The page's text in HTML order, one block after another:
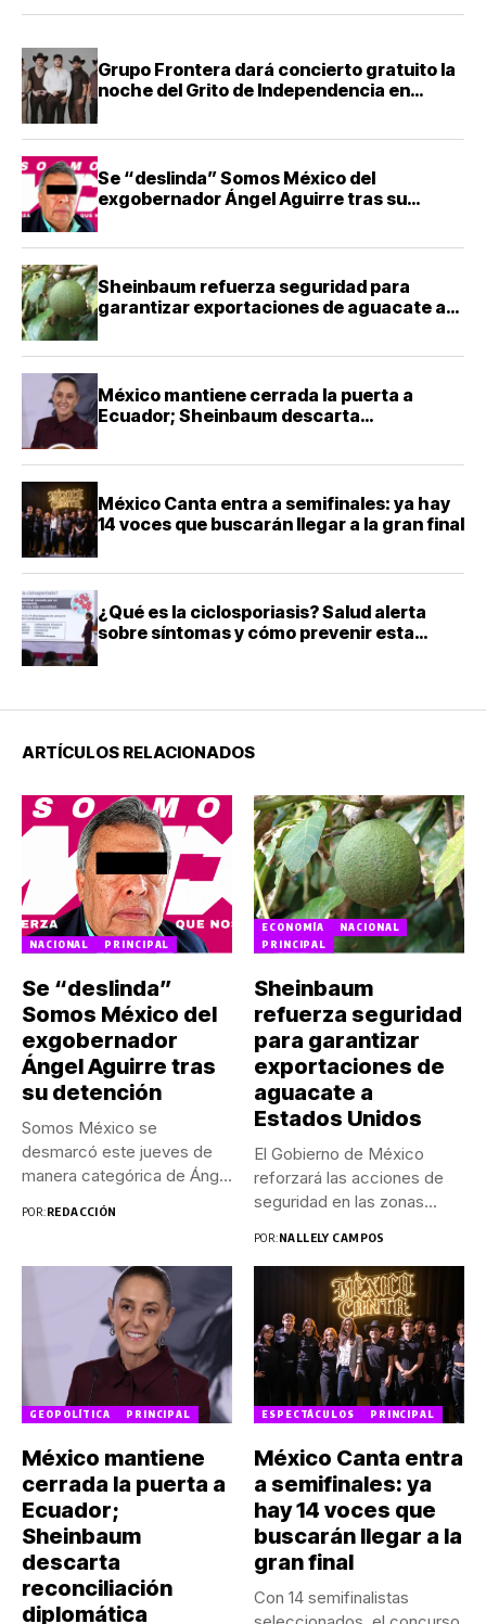
Grupo Frontera dará concierto gratuito la
noche del Grito de Independencia en
Se “deslinda” Somos México del
exgobernador Ángel Aguirre tras su
Sheinbaum refuerza seguridad para
garantizar exportaciones de aguacate a
México mantiene cerrada la puerta a
Ecuador; Sheinbaum descarta
México Canta entra a semifinales: ya hay
14 voces que buscarán llegar a la gran final
¿Qué es la ciclosporiasis? Salud alerta
sobre síntomas y cómo prevenir esta
ARTÍCULOS RELACIONADOS
NACIONAL PRINCIPAL
Se “deslinda”
Somos México del
exgobernador
Ángel Aguirre tras
su detención
Somos México se
desmarcó este jueves de
manera categórica de Ángel
POR:REDACCIÓN
ECONOMÍA
NACIONAL
PRINCIPAL
Sheinbaum
refuerza seguridad
para garantizar
exportaciones de
aguacate a
Estados Unidos
El Gobierno de México
reforzará las acciones de
seguridad en las zonas...
POR:NALLELY CAMPOS
GEOPOLÍTICA PRINCIPAL
México mantiene
cerrada la puerta a
Ecuador;
Sheinbaum
descarta
reconciliación
diplomática
ESPECTÁCULOS PRINCIPAL
México Canta entra
a semifinales: ya
hay 14 voces que
buscarán llegar a la
gran final
Con 14 semifinalistas